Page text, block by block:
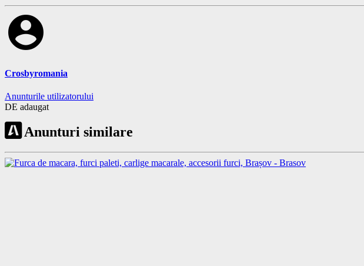
account_circle
Crosbyromania
Anunturile utilizatorului
DE adaugat
Anunturi similare